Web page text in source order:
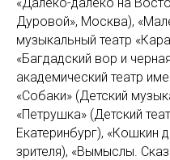
Дуровой», Москва),
музыкальный театр
«Багдадский вор и
академический театр
«Собаки» (Детский
«Петрушка» (Детский
Екатеринбург), «Кошкин
зрителя), «Вымыслы.